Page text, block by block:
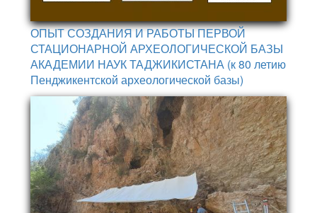
ОПЫТ СОЗДАНИЯ И РАБОТЫ ПЕРВОЙ
СТАЦИОНАРНОЙ АРХЕОЛОГИЧЕСКОЙ БАЗЫ
АКАДЕМИИ НАУК ТАДЖИКИСТАНА (к 80 летию
Пенджикентской археологической базы)